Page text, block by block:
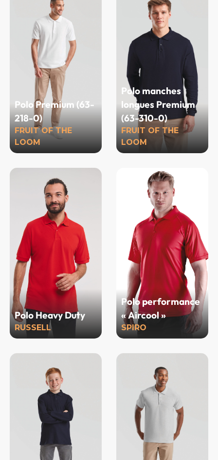
Polo Premium (63-
218-0)
FRUIT OF THE
LOOM
Polo manches
longues Premium
(63-310-0)
FRUIT OF THE
LOOM
Polo Heavy Duty
RUSSELL
Polo performance
« Aircool »
SPIRO